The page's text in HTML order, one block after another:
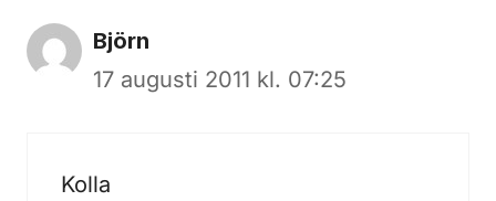
Björn
17 augusti 2011 kl. 07:25
Kolla